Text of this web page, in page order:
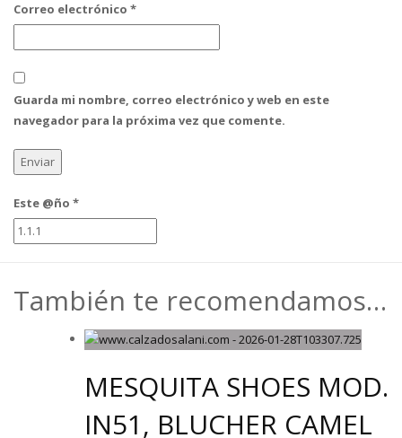
Correo electrónico *
Guarda mi nombre, correo electrónico y web en este
navegador para la próxima vez que comente.
Este @ño *
También te recomendamos…
MESQUITA SHOES MOD.
IN51, BLUCHER CAMEL